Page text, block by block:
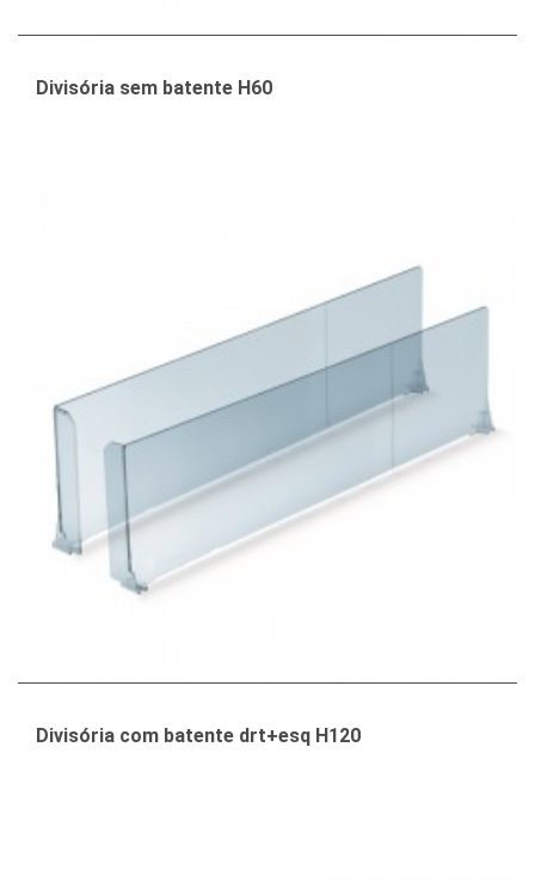
Divisória sem batente H60
Divisória com batente drt+esq H120